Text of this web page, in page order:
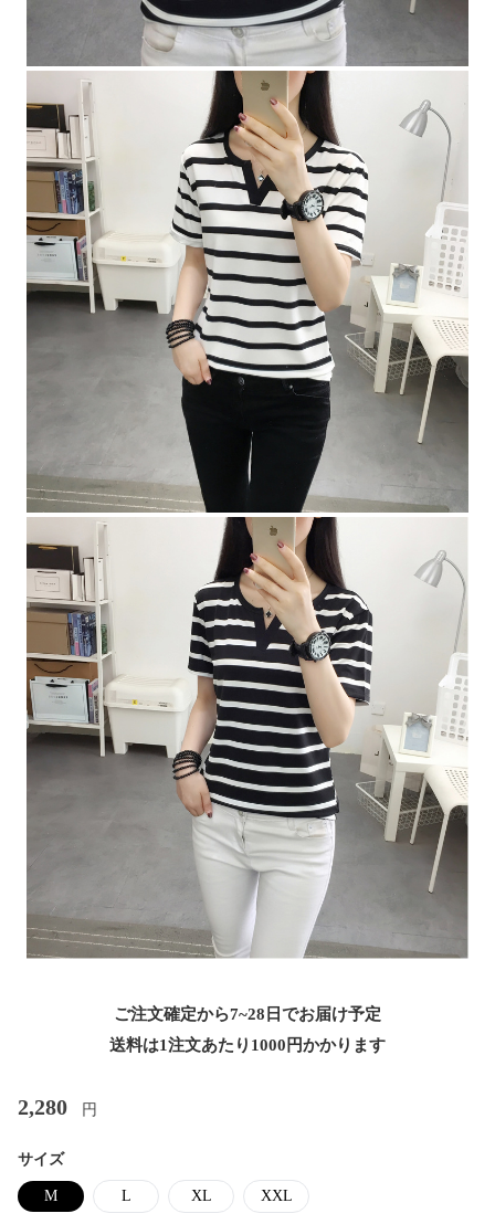
ご注文確定から7~28日でお届け予定
送料は1注文あたり 1000 円かかります
2,280 円
サイズ
M L XL XXL